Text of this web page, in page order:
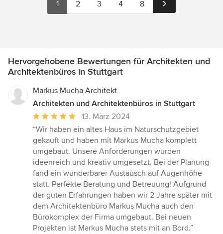
1 2 3 4 8
Hervorgehobene Bewertungen für Architekten und
Architektenbüros in Stuttgart
Markus Mucha Architekt
Architekten und Architektenbüros in Stuttgart
Durchschnittliche
Bewertung:
5
von
5
Sternen
13. März 2024
“Wir haben ein altes Haus im Naturschutzgebiet
gekauft und haben mit Markus Mucha komplett
umgebaut. Unsere Anforderungen wurden
ideenreich und kreativ umgesetzt. Bei der Planung
fand ein wunderbarer Austausch auf Augenhöhe
statt. Perfekte Beratung und Betreuung! Aufgrund
der guten Erfahrungen haben wir 2 Jahre später mit
dem Architektenbüro Markus Mucha auch den
Bürokomplex der Firma umgebaut. Bei neuen
Projekten ist Markus Mucha stets mit an Bord.”